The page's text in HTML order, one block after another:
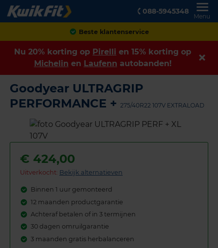
088-5945348
Menu
Achteraf betalen
Nu 20% korting op Pirelli en 15% korting op
Michelin en Laufenn autobanden!
Goodyear ULTRAGRIP
PERFORMANCE + 275/40R22 107V EXTRALOAD
€ 424,00
Uitverkocht: Bekijk alternatieven
Binnen 1 uur gemonteerd
12 maanden productgarantie
Achteraf betalen of in 3 termijnen
30 dagen omruilgarantie
3 maanden gratis herbalanceren